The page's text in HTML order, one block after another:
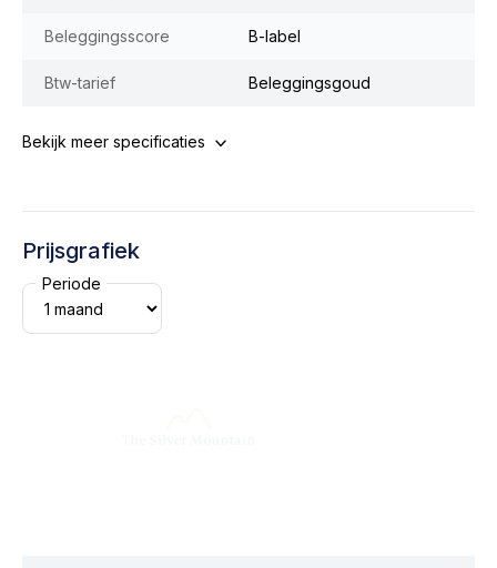
Beleggingsscore B-label
Btw-tarief Beleggingsgoud
Bekijk meer specificaties
Prijsgrafiek
Periode